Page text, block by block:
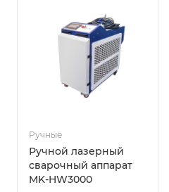
Ручные
Ручной лазерный
сварочный аппарат
MK-HW3000